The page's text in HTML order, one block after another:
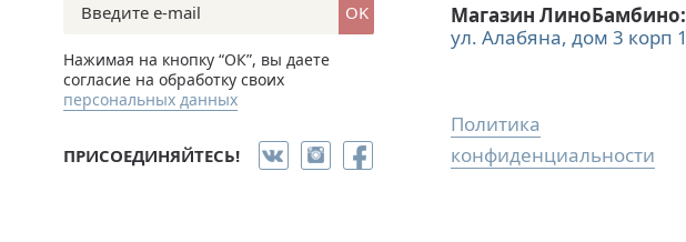
OK
Нажимая на кнопку “ОК”, вы даете
согласие на обработку своих
персональных данных
ПРИСОЕДИНЯЙТЕСЬ!
Магазин ЛиноБамбино:
ул. Алабяна, дом 3 корп 1
Политика
конфиденциальности